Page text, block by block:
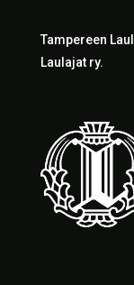
Tampereen
Laulajat ry.